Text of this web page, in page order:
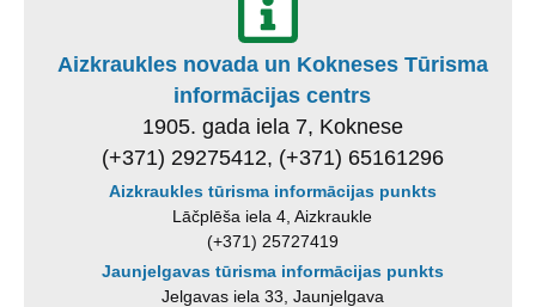
Aizkraukles novada un Kokneses Tūrisma
informācijas centrs
1905. gada iela 7, Koknese
(+371) 29275412, (+371) 65161296
Aizkraukles tūrisma informācijas punkts
Lāčplēša iela 4, Aizkraukle
(+371) 25727419
Jaunjelgavas tūrisma informācijas punkts
Jelgavas iela 33, Jaunjelgava